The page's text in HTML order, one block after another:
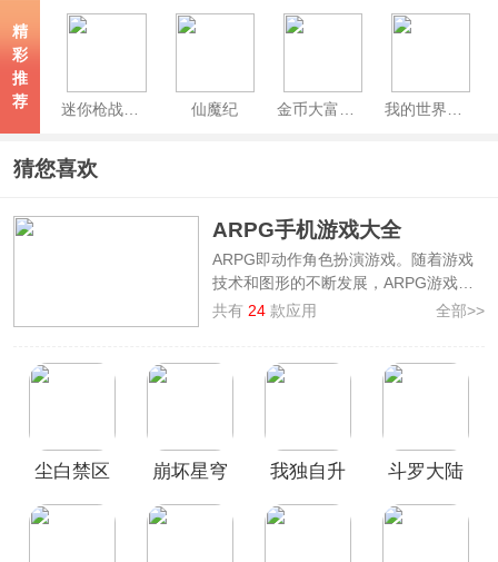
版
精
彩
推
荐
迷你枪战精英官方版 仙魔纪 金币大富翁官方版 我的世界网易官方正版
猜您喜欢
ARPG手机游戏大全
ARPG即动作角色扮演游戏。随着游戏
技术和图形的不断发展，ARPG游戏的
画面、剧情和游戏性都得到了极大的提
ARPG手机游戏大全，其中就有热门的
游戏中玩家可以扮演角色，在一个游戏
世界中探索、冒险、战斗，并通过升级
前来本站免费下载安装。
共有24 款应用 全部>>
尘白禁区
崩坏星穹
我独自升
斗罗大陆